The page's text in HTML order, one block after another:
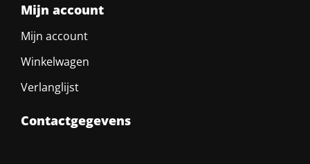
Mijn account
Mijn account
Winkelwagen
Verlanglijst
Contactgegevens